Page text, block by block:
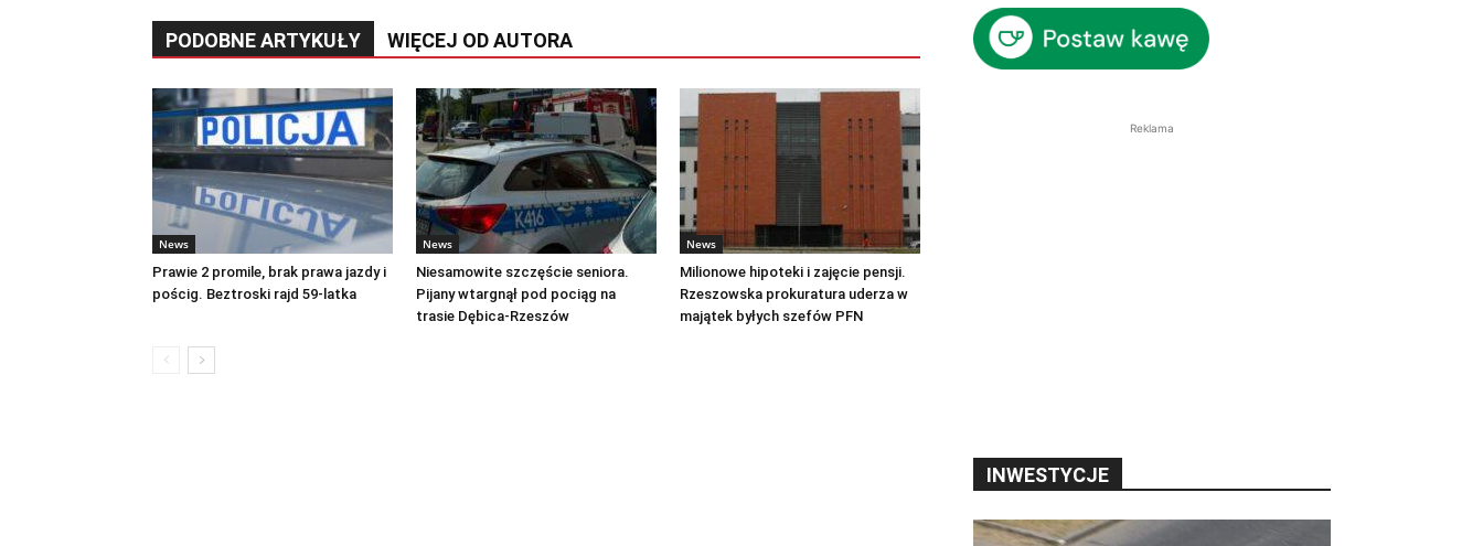
PODOBNE ARTYKUŁY WIĘCEJ OD AUTORA
News
Prawie 2 promile, brak prawa jazdy i
pościg. Beztroski rajd 59-latka
News
Niesamowite szczęście seniora.
Pijany wtargnął pod pociąg na
trasie Dębica-Rzeszów
News
Milionowe hipoteki i zajęcie pensji.
Rzeszowska prokuratura uderza w
majątek byłych szefów PFN
Reklama
INWESTYCJE